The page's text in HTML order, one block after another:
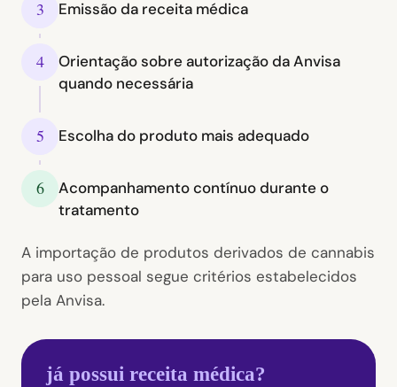
3 Emissão da receita médica
4
Orientação sobre autorização da Anvisa
quando necessária
5 Escolha do produto mais adequado
6
Acompanhamento contínuo durante o
tratamento
A importação de produtos derivados de cannabis
para uso pessoal segue critérios estabelecidos
pela Anvisa.
já possui receita médica?